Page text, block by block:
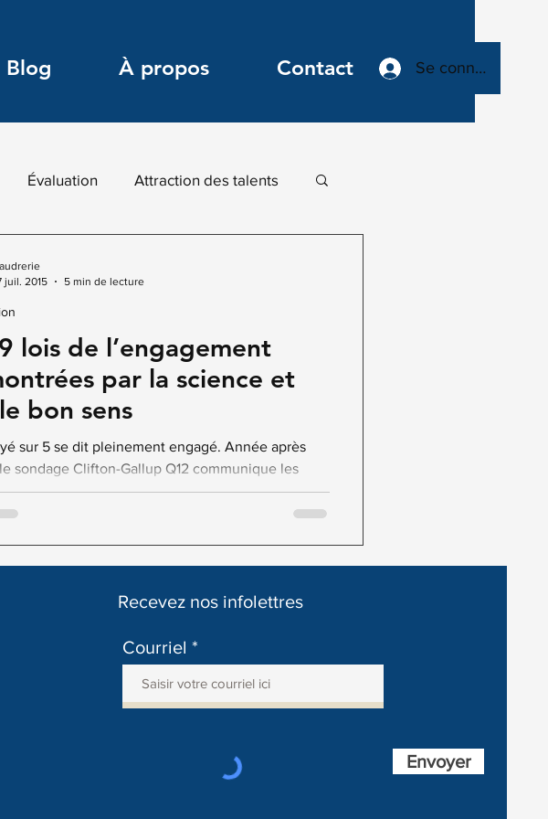
Blog À propos Contact Se connecter
Évaluation Attraction des talents
Transformation digitale
lois de l’engagement
par la science et
bon sens
sur 5 se dit pleinement engagé. Année après
sondage Clifton-Gallup Q12 communique les
d’engagement des...
juil. 2015
5 min de lecture
Recevez nos infolettres
Courriel
Envoyer